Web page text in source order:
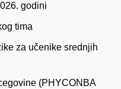
godini
tima
za učenike srednjih
(PHYCONBA